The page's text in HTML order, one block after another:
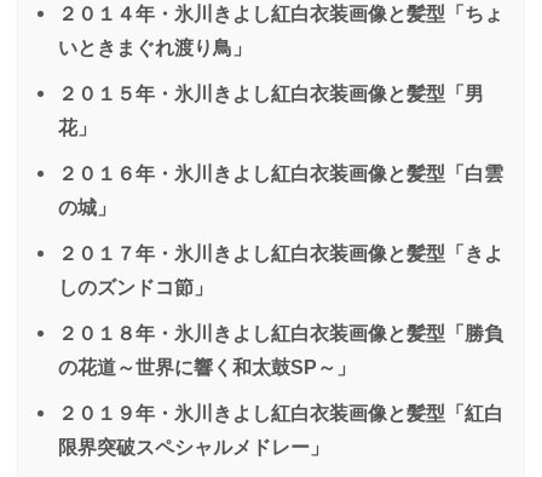
２０１４年・氷川きよし紅白衣装画像と髪型「ちょ
いときまぐれ渡り鳥」
２０１５年・氷川きよし紅白衣装画像と髪型「男
花」
２０１６年・氷川きよし紅白衣装画像と髪型「白雲
の城」
２０１７年・氷川きよし紅白衣装画像と髪型「きよ
しのズンドコ節」
２０１８年・氷川きよし紅白衣装画像と髪型「勝負
の花道～世界に響く和太鼓SP～」
２０１９年・氷川きよし紅白衣装画像と髪型「紅白
限界突破スペシャルメドレー」